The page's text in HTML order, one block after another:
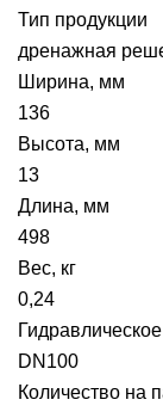
Тип продукции
дренажная
Ширина, мм
136
Высота, мм
13
Длина, мм
498
Вес, кг
0,24
DN100
Количество на